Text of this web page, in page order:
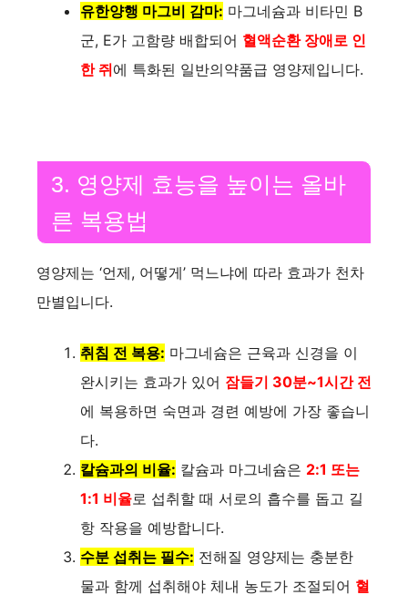
유한양행 마그비 감마: 마그네슘과 비타민 B
군, E가 고함량 배합되어 혈액순환 장애로 인
한 쥐에 특화된 일반의약품급 영양제입니다.
3. 영양제 효능을 높이는 올바
른 복용법
영양제는 ‘언제, 어떻게’ 먹느냐에 따라 효과가 천차
만별입니다.
취침 전 복용: 마그네슘은 근육과 신경을 이
완시키는 효과가 있어 잠들기 30분~1시간 전
에 복용하면 숙면과 경련 예방에 가장 좋습니
다.
칼슘과의 비율: 칼슘과 마그네슘은 2:1 또는
1:1 비율로 섭취할 때 서로의 흡수를 돕고 길
항 작용을 예방합니다.
수분 섭취는 필수: 전해질 영양제는 충분한
물과 함께 섭취해야 체내 농도가 조절되어 혈